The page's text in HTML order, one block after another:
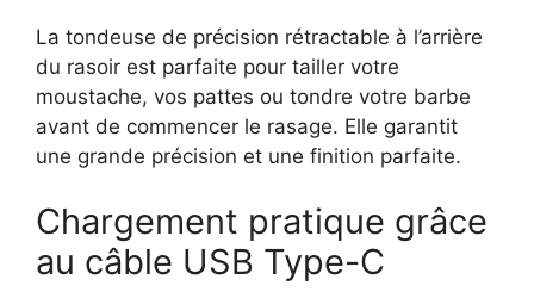
La tondeuse de précision rétractable à l’arrière
du rasoir est parfaite pour tailler votre
moustache, vos pattes ou tondre votre barbe
avant de commencer le rasage. Elle garantit
une grande précision et une finition parfaite.
Chargement pratique grâce
au câble USB Type-C